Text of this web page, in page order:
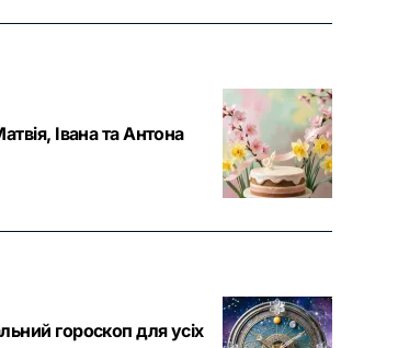
Івана та Антона
гороскоп для усіх